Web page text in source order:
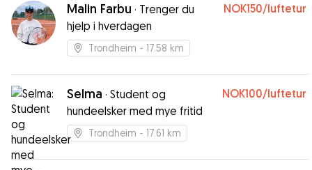
Malin Farbu · Trenger du
hjelp i hverdagen
NOK150/luftetur
Trondheim - 17.58 km
Selma · Student og
hundeelsker med mye fritid
NOK100/luftetur
Trondheim - 17.61 km